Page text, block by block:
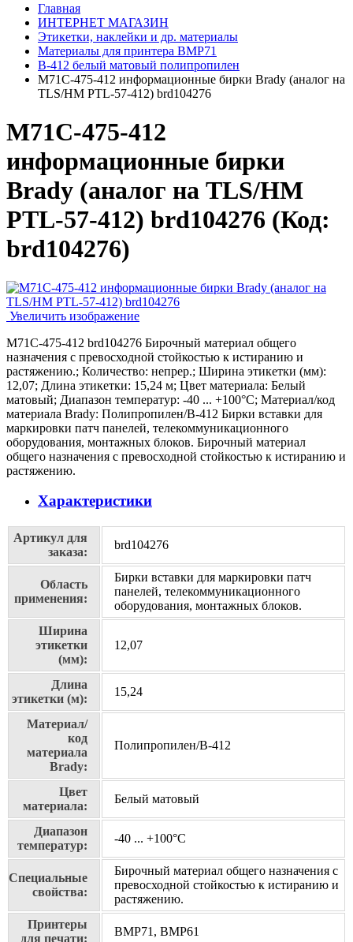
Главная
ИНТЕРНЕТ МАГАЗИН
Этикетки, наклейки и др. материалы
Материалы для принтера BMP71
B-412 белый матовый полипропилен
M71C-475-412 информационные бирки Brady (аналог на
TLS/HM PTL-57-412) brd104276
M71C-475-412
информационные бирки
Brady (аналог на TLS/HM
PTL-57-412) brd104276 (Код:
brd104276)
Увеличить изображение
M71C-475-412 brd104276 Бирочный материал общего
назначения с превосходной стойкостью к истиранию и
растяжению.; Количество: непрер.; Ширина этикетки (мм):
12,07; Длина этикетки: 15,24 м; Цвет материала: Белый
матовый; Диапазон температур: -40 ... +100°С; Материал/код
материала Brady: Полипропилен/В-412 Бирки вставки для
маркировки патч панелей, телекоммуникационного
оборудования, монтажных блоков. Бирочный материал
общего назначения с превосходной стойкостью к истиранию и
растяжению.
Характеристики
Артикул для
заказа:
brd104276
Область
применения:
Бирки вставки для маркировки патч
панелей, телекоммуникационного
оборудования, монтажных блоков.
Ширина
этикетки
(мм):
12,07
Длина
этикетки (м):
15,24
Материал/
код
материала
Brady:
Полипропилен/В-412
Цвет
материала:
Белый матовый
Диапазон
температур:
-40 ... +100°С
Специальные
свойства:
Бирочный материал общего назначения с
превосходной стойкостью к истиранию и
растяжению.
Принтеры
для печати:
BMP71, BMP61